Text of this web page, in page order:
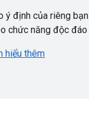
ý định của riêng
chức năng độc
hiểu thêm